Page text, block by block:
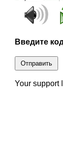
Введите
Отправить
Your support